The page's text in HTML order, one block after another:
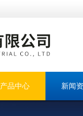
产品中心 新闻